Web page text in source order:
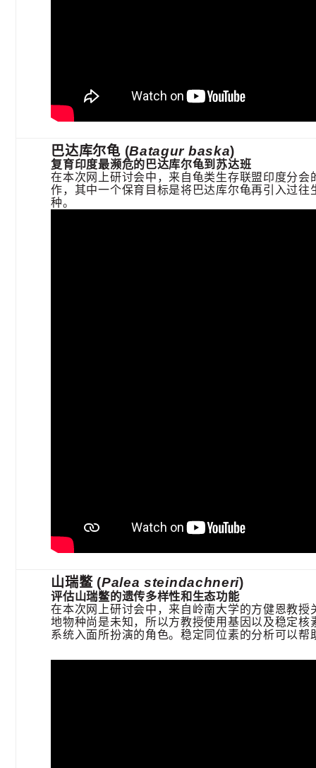
巴达库尔龟 (Batagur baska)
复育印度最濒危的巴达库尔龟到苏达班
在本次网上研讨会中，来自龟类生存联盟印度分
作，其中一个保育目标是将巴达库尔龟再引入过
种。
山瑞鳖 (Palea steindachneri​)
评估山瑞鳖的遗传多样性和生态功能
在本次网上研讨会中，来自岭南大学的方健恩教
地物种尚是未知，所以方教授使用基因以及稳定
系统入面所扮演的角色。稳定同位素的分析可以